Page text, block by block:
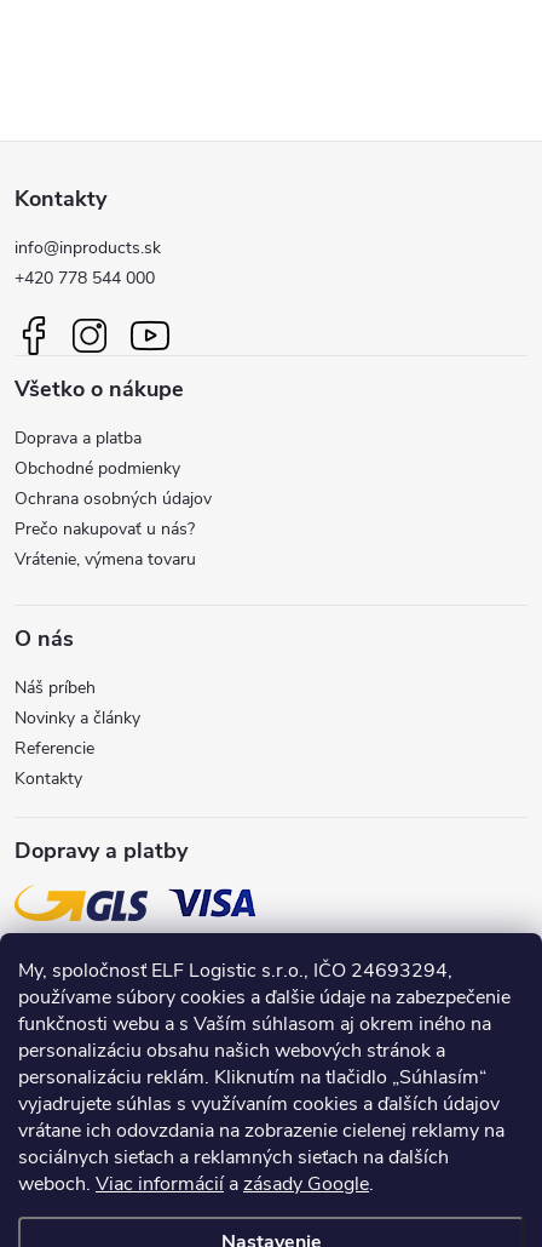
My, spoločnosť ELF Logistic s.r.o., IČO 24693294,
používame súbory cookies a ďalšie údaje na zabezpečenie
funkčnosti webu a s Vaším súhlasom aj okrem iného na
personalizáciu obsahu našich webových stránok a
personalizáciu reklám. Kliknutím na tlačidlo „Súhlasím“
vyjadrujete súhlas s využívaním cookies a ďalších údajov
vrátane ich odovzdania na zobrazenie cielenej reklamy na
sociálnych sieťach a reklamných sieťach na ďalších
weboch. Viac informáciíazásady Google.
d
a
c
e
p
r
v
y
v
ý
p
i
s
u
á
p
ä
e
Kontakty
info@inproducts.sk
+420 778 544 000
Všetko o nákupe
Doprava a platba
Obchodné podmienky
Ochrana osobných údajov
Prečo nakupovať u nás?
Vrátenie, výmena tovaru
O nás
Náš príbeh
Novinky a články
Referencie
Kontakty
Dopravy a platby